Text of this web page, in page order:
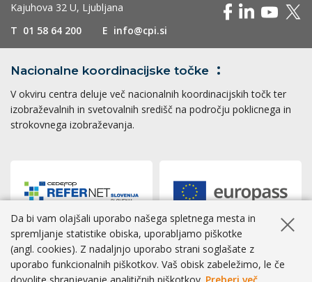
Kajuhova 32 U, Ljubljana
T 01 58 64 200 E info@cpi.si
Nacionalne koordinacijske točke
V okviru centra deluje več nacionalnih koordinacijskih točk ter
izobraževalnih in svetovalnih središč na področju poklicnega in
strokovnega izobraževanja.
Dostopnost|Zasebnost|Piškotki
Skrij
Da bi vam olajšali uporabo našega spletnega mesta in
spremljanje statistike obiska, uporabljamo piškotke
(angl. cookies). Z nadaljnjo uporabo strani soglašate z
uporabo funkcionalnih piškotkov. Vaš obisk zabeležimo, le če